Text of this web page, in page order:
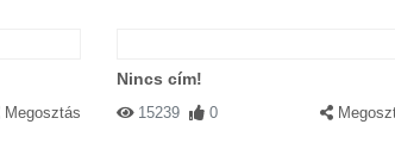
Megosztás
Nincs cím!
15239 0